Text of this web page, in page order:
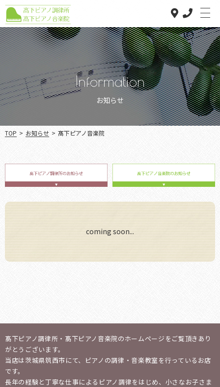
Home
お問い合わせ
Information
お知らせ
TOP > お知らせ > 髙下ピアノ音楽院
coming soon...
髙下ピアノ調律所・髙下ピアノ音楽院のホームページをご覧頂きあり
がとうございます。
当店は茨城県筑西市にて、ピアノの調律・音楽教室を行っているお店
です。
長年の経験と丁寧な仕事によるピアノ調律をはじめ、 小さなお子さま